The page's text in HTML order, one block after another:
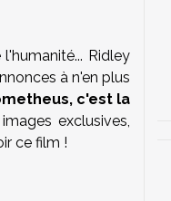
Ridley
à n'en plus
c'est la
exclusives,
ce film !